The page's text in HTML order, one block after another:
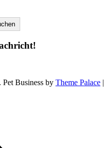
. Pet Business by Theme Palace |